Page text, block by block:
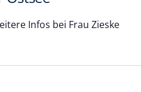
Infos bei Frau Zieske